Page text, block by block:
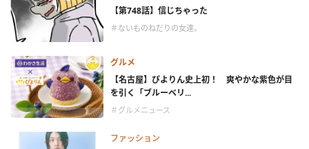
【第748話】信じちゃった
＃ないものねだりの女達。
グルメ
【名古屋】ぴよりん史上初！ 爽やかな紫色が目
を引く「ブルーベリ...
＃グルメニュース
ファッション